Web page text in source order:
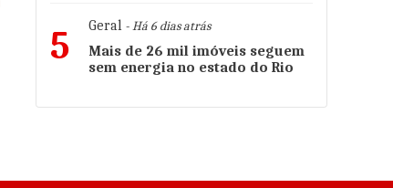
5 Geral - Há 6 dias atrás
Mais de 26 mil imóveis seguem
sem energia no estado do Rio